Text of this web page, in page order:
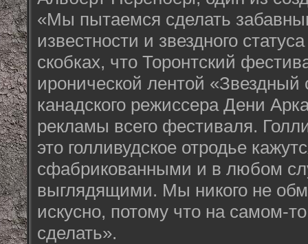
«Мы пытаемся сделать
известности и звездного
скобках, что Торонтский
иронической лентой «Звездный
канадского режиссера Дени
рекламы всего фестиваля.
это голливудское отродье
сфабрикованными и в любом
выглядящими. Мы никого не
искусно, потому что на самом-
сделать».